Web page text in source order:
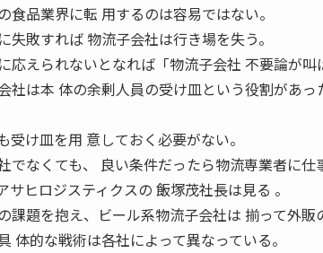
食品業界に転 用するのは容易ではない。
失敗すれば 物流子会社は行き場を失う。
応えられないとなれば「物流子会社 不要論が叫
社は本 体の余剰人員の受け皿という役割があ
受け皿を用 意しておく必要がない。
でなくても、 良い条件だったら物流専業者に
サヒロジスティクスの 飯塚茂社長は見る 。
課題を抱え、ビール系物流子会社は 揃って外販
体的な戦術は各社によって異なっている。